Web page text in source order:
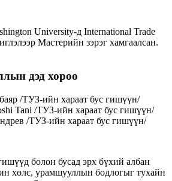
University-д International Trade
Мастерийн зэрэг хамгаалсан.
дэд хороо
/ТУЗ-ийн хараат бус гишүүн/
Tani /ТУЗ-ийн хараат бус гишүүн/
/ТУЗ-ийн хараат бус гишүүн/
болон бусад эрх бүхий албан
хөлс, урамшууллын бодлогыг тухайн